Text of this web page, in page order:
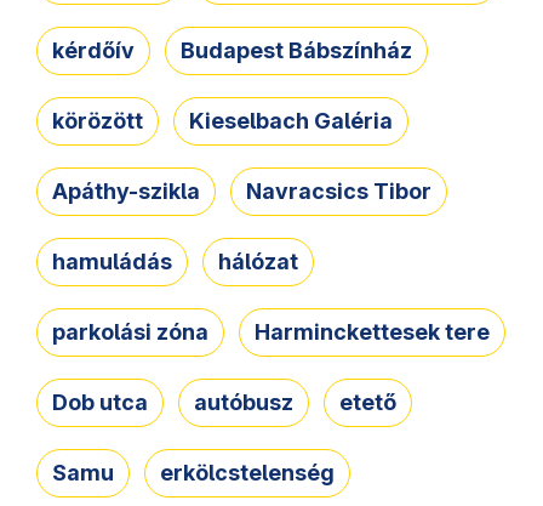
kérdőív Budapest Bábszínház
körözött Kieselbach Galéria
Apáthy-szikla Navracsics Tibor
hamuládás hálózat
parkolási zóna Harminckettesek tere
Dob utca autóbusz etető
Samu erkölcstelenség